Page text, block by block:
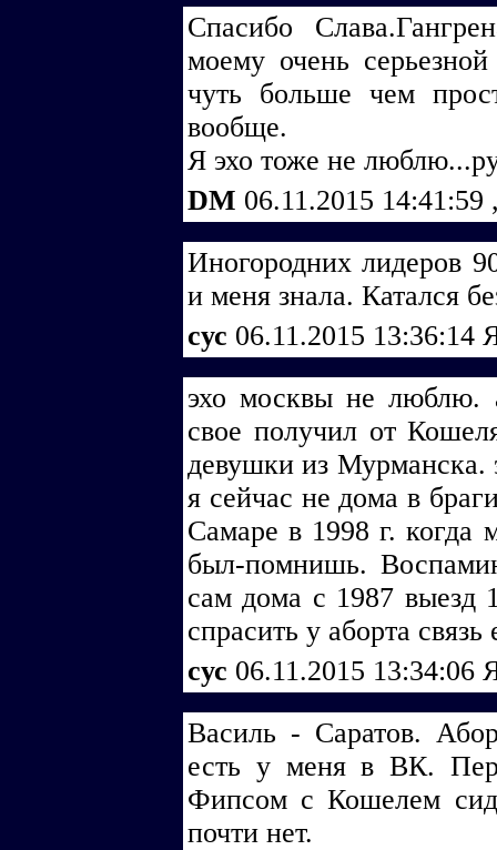
Спасибо
моему очень
чуть больше чем
вообще.
Я эхо тоже не
DM 06.11.2015 14:41:59
Иногородних лидеров
и меня знала. Катался
cус 06.11.2015 13:36:14
эхо москвы не люблю.
свое получил от
девушки из Мурманска.
я сейчас не дома в
Самаре в 1998 г. когда
был-помнишь.
сам дома с 1987 выезд
спрасить у аборта связь
cус 06.11.2015 13:34:06
Василь - Саратов.
есть у меня в ВК.
Фипсом с Кошелем
почти нет.